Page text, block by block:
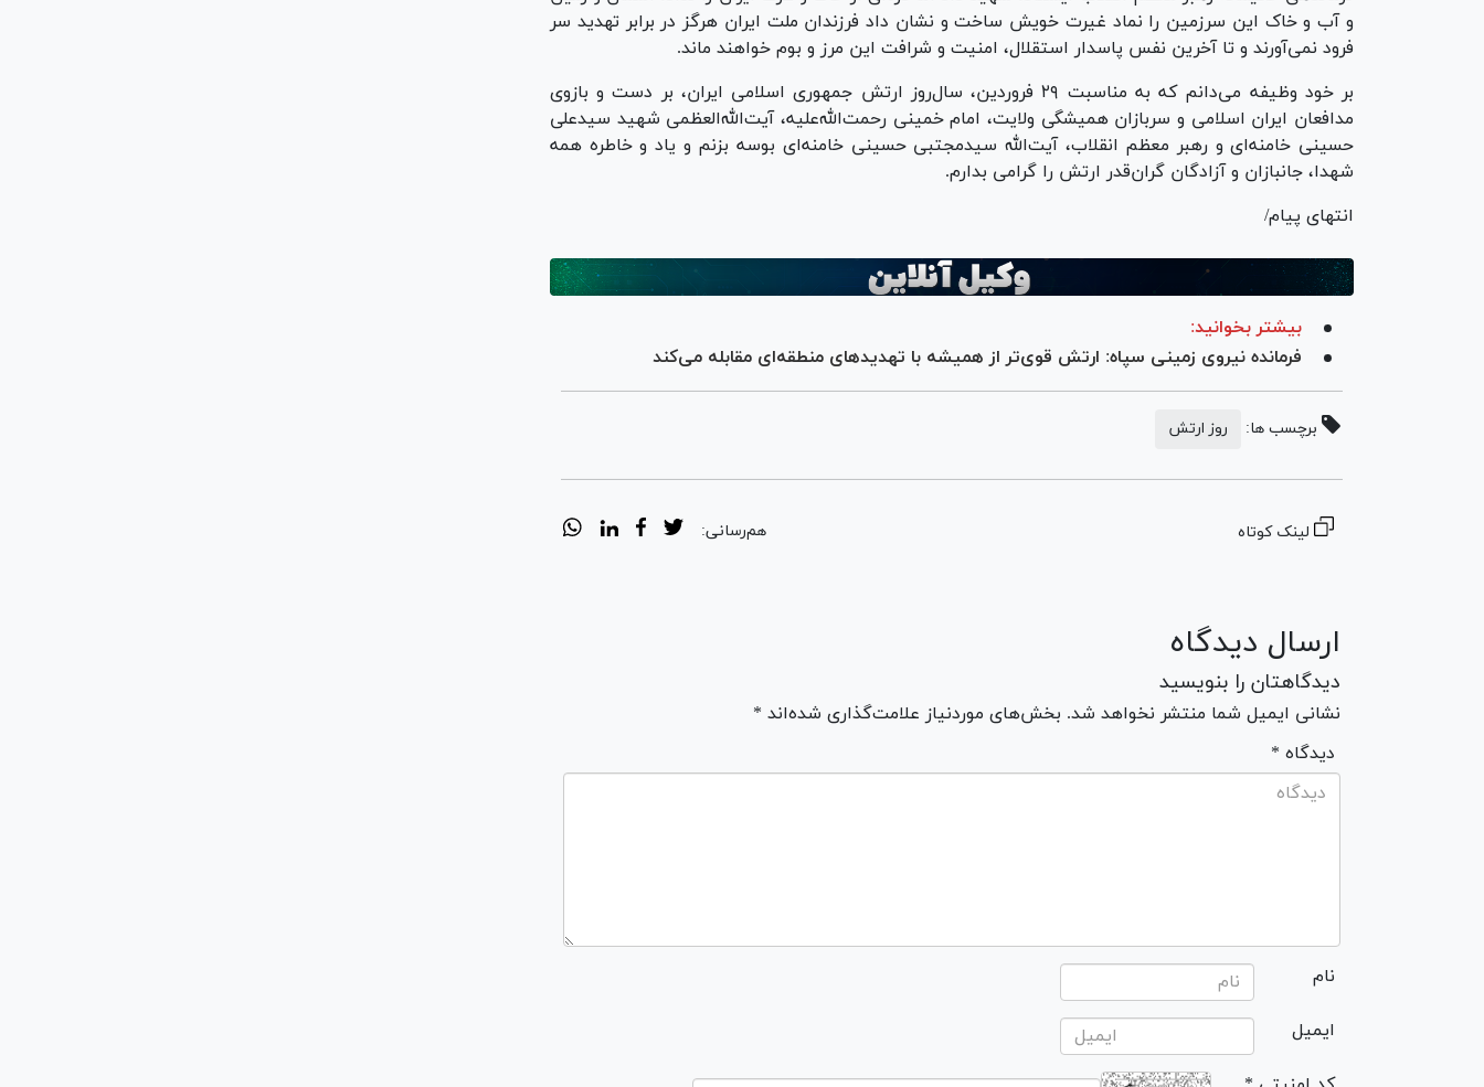
و آب و خاک این سرزمین را نماد غیرت خویش ساخت و نشان داد فرزندان ملت ایران هرگز در برابر تهدید سر
فرود نمی‌آورند و تا آخرین نفس پاسدار استقلال، امنیت و شرافت این مرز و بوم خواهند ماند.
بر خود وظیفه می‌دانم که به مناسبت ۲۹ فروردین، سال‌روز ارتش جمهوری اسلامی ایران، بر دست و بازوی
مدافعان ایران اسلامی و سربازان همیشگی ولایت، امام خمینی رحمت‌الله‌علیه، آیت‌الله‌العظمی شهید سیدعلی
حسینی خامنه‌ای و رهبر معظم انقلاب، آیت‌الله سیدمجتبی حسینی خامنه‌ای بوسه بزنم و یاد و خاطره همه
شهدا، جانبازان و آزادگان گران‌قدر ارتش را گرامی بدارم.
انتهای پیام/
بیشتر بخوانید:
فرمانده نیروی زمینی سپاه: ارتش قوی‌تر از همیشه با تهدید‌های منطقه‌ای مقابله می‌کند
برچسب ها: روز ارتش
لینک کوتاه هم‌رسانی:
ارسال دیدگاه
دیدگاهتان را بنویسید
نشانی ایمیل شما منتشر نخواهد شد. بخش‌های موردنیاز علامت‌گذاری شده‌اند *
* دیدگاه
نام
ایمیل